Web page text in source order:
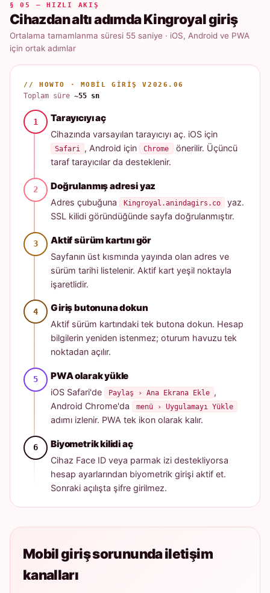
§ 05 — HIZLI AKIŞ
Cihazdan altı adımda Kingroyal giriş
Ortalama tamamlanma süresi 55 saniye · iOS, Android ve PWA
için ortak adımlar
// HOWTO · MOBIL GIRIŞ V2026.06
Toplam süre~55 sn
Tarayıcıyı aç
Cihazında varsayılan tarayıcıyı aç. iOS için
Safari , Android için Chrome
önerilir. Üçüncü
taraf tarayıcılar da desteklenir.
Doğrulanmış adresi yaz
Adres çubuğuna Kingroyal.anindagirs.co
yaz.
SSL kilidi göründüğünde sayfa doğrulanmıştır.
Aktif sürüm kartını gör
Sayfanın üst kısmında yayında olan adres ve
sürüm tarihi listelenir. Aktif kart yeşil noktayla
işaretlidir.
Giriş butonuna dokun
Aktif sürüm kartındaki tek butona dokun. Hesap
bilgilerin yeniden istenmez; oturum havuzu tek
noktadan açılır.
PWA olarak yükle
iOS Safari'de Paylaş › Ana Ekrana Ekle ,
Android Chrome'da
menü › Uygulamayı Yükle
adımı izlenir. PWA tek ikon olarak kalır.
Biyometrik kilidi aç
Cihaz Face ID veya parmak izi destekliyorsa
hesap ayarlarından biyometrik girişi aktif et.
Sonraki açılışta şifre girilmez.
Mobil giriş sorununda iletişim
kanalları